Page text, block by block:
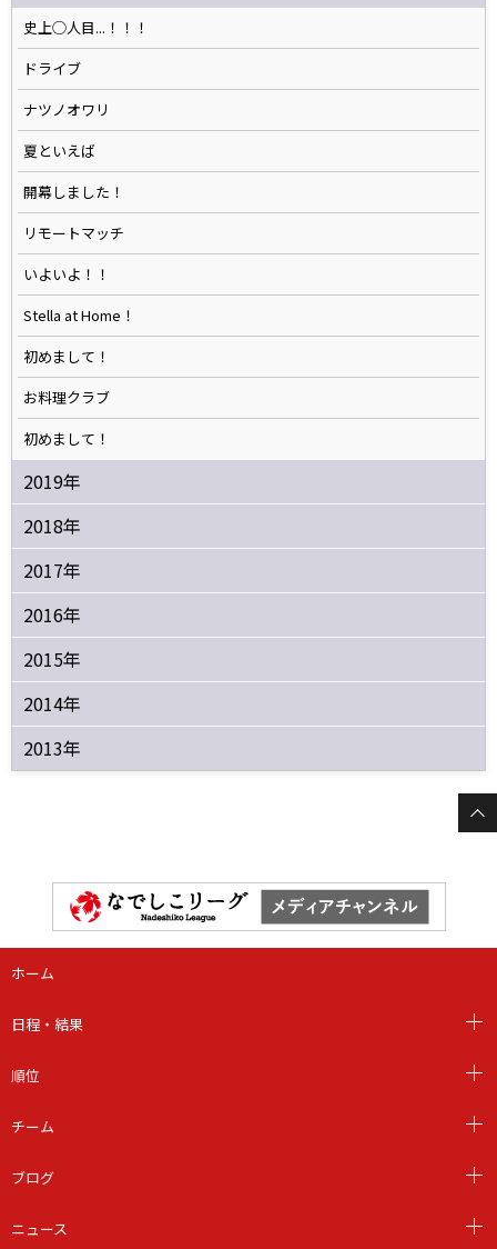
史上◯人目...！！！
ドライブ
ナツノオワリ
夏といえば
開幕しました！
リモートマッチ
いよいよ！！
Stella at Home！
初めまして！
お料理クラブ
初めまして！
2019年
2018年
2017年
2016年
2015年
2014年
2013年
ホーム
日程・結果
順位
チーム
ブログ
ニュース